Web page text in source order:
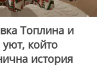
Топлина и
който
история